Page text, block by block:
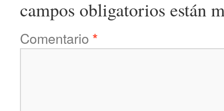
campos obligatorios están
Comentario *